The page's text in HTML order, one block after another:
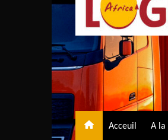
Acceuil A la